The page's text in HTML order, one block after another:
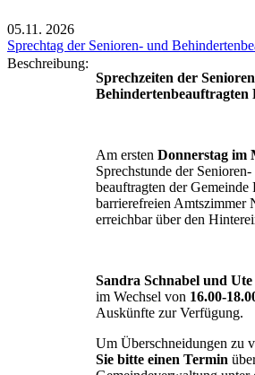
05.11. 2026
Sprechtag der Senioren- und
Beschreibung:
Sprechzeiten der
Behindertenbeauftragten
Am ersten Donnerstag im
Sprechstunde der
beauftragten der Gemeinde
barrierefreien Amtszimmer
erreichbar über den
Sandra Schnabel und
im Wechsel von 16.00-
Auskünfte zur Verfügung.
Um Überschneidungen zu
Sie bitte einen Termin